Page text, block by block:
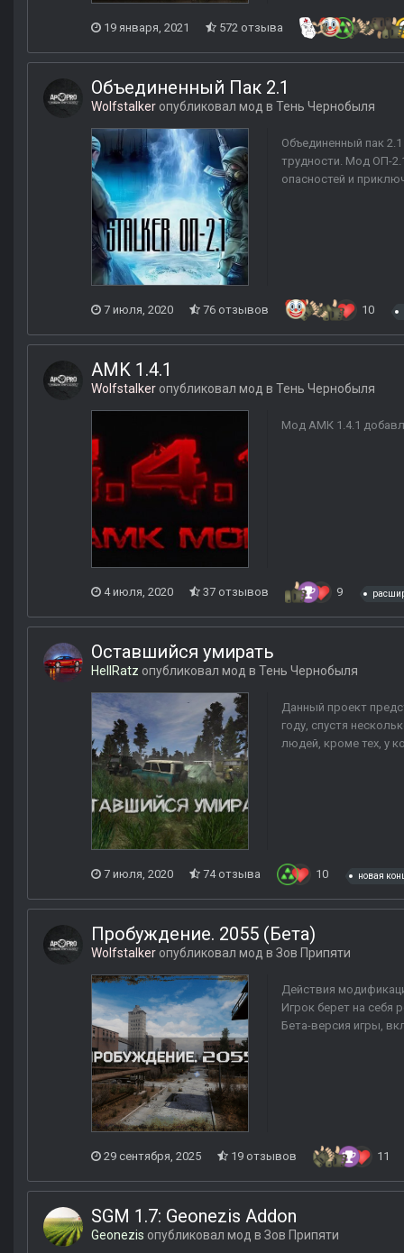
19 января, 2021 572 отзыва
Объединенный Пак 2.1
Wolfstalker опубликовал мод в Тень Чернобыля
Объединенный пак
трудности. Мод ОП-
опасностей и
7 июля, 2020 76 отзывов 10
AMK 1.4.1
Wolfstalker опубликовал мод в Тень Чернобыля
Мод АМК 1.4.1
4 июля, 2020 37 отзывов 9
Оставшийся умирать
HellRatz опубликовал мод в Тень Чернобыля
Данный проект
году, спустя
людей, кроме тех, у
7 июля, 2020 74 отзыва 10 новая
Пробуждение. 2055 (Бета)
Wolfstalker опубликовал мод в Зов Припяти
Действия
Игрок берет на себя
Бета-версия игры,
29 сентября, 2025 19 отзывов 11
SGM 1.7: Geonezis Addon
Geonezis опубликовал мод в Зов Припяти